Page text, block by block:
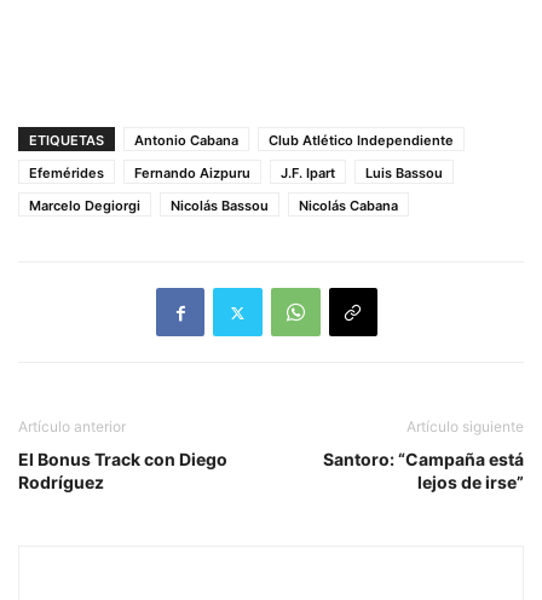
ETIQUETAS Antonio Cabana
Club Atlético Independiente
Efemérides
Fernando Aizpuru J.F. Ipart
Luis Bassou
Marcelo Degiorgi
Nicolás Bassou Nicolás Cabana
Artículo anterior
El Bonus Track con Diego
Rodríguez
Artículo siguiente
Santoro: “Campaña está
lejos de irse”